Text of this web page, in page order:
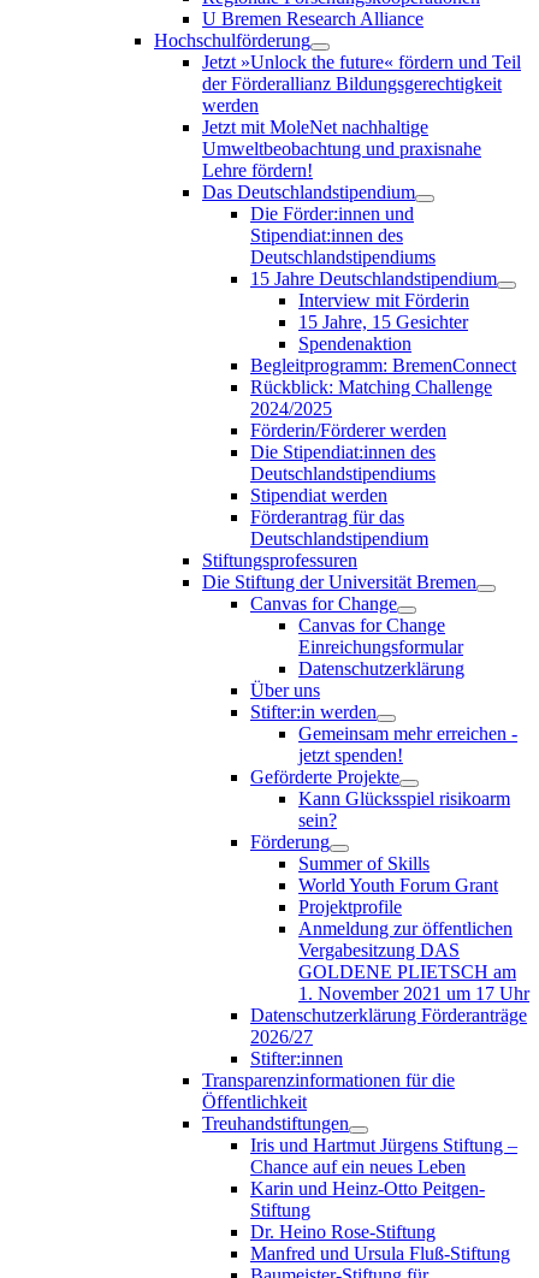
U Bremen Research Alliance
Hochschulförderung
Jetzt »Unlock the future« fördern und Teil
der Förderallianz Bildungsgerechtigkeit
werden
Jetzt mit MoleNet nachhaltige
Umweltbeobachtung und praxisnahe
Lehre fördern!
Das Deutschlandstipendium
Die Förder:innen und
Stipendiat:innen des
Deutschlandstipendiums
15 Jahre Deutschlandstipendium
Interview mit Förderin
15 Jahre, 15 Gesichter
Spendenaktion
Begleitprogramm: BremenConnect
Rückblick: Matching Challenge
2024/2025
Förderin/Förderer werden
Die Stipendiat:innen des
Deutschlandstipendiums
Stipendiat werden
Förderantrag für das
Deutschlandstipendium
Stiftungsprofessuren
Die Stiftung der Universität Bremen
Canvas for Change
Canvas for Change
Einreichungsformular
Datenschutzerklärung
Über uns
Stifter:in werden
Gemeinsam mehr erreichen -
jetzt spenden!
Geförderte Projekte
Kann Glücksspiel risikoarm
sein?
Förderung
Summer of Skills
World Youth Forum Grant
Projektprofile
Anmeldung zur öffentlichen
Vergabesitzung DAS
GOLDENE PLIETSCH am
1. November 2021 um 17 Uhr
Datenschutzerklärung Förderanträge
2026/27
Stifter:innen
Transparenzinformationen für die
Öffentlichkeit
Treuhandstiftungen
Iris und Hartmut Jürgens Stiftung –
Chance auf ein neues Leben
Karin und Heinz-Otto Peitgen-
Stiftung
Dr. Heino Rose-Stiftung
Manfred und Ursula Fluß-Stiftung